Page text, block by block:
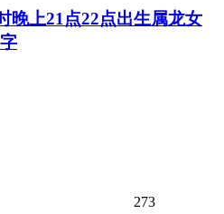
晚上21点22点出生属龙女
273